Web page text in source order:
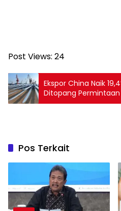
Post Views: 24
Ekspor China Naik
Ditopang Permintaan
Barang
Pos Terkait